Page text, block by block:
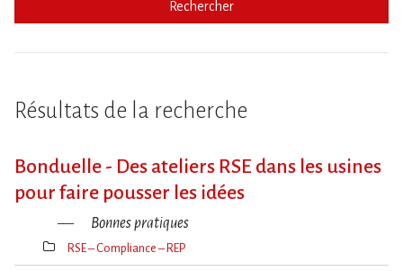
Rechercher
Résultats de la recherche
Bonduelle - Des ateliers RSE dans les usines
pour faire pousser les idées
Bonnes pratiques
Thèmes(s)
RSE – Compliance – REP